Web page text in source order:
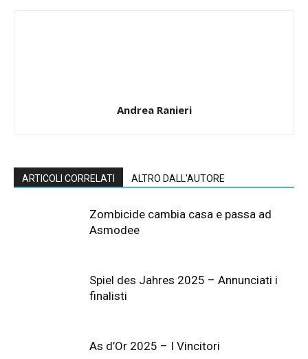
Andrea Ranieri
ARTICOLI CORRELATI ALTRO DALL'AUTORE
Zombicide cambia casa e passa ad
Asmodee
Spiel des Jahres 2025 – Annunciati i
finalisti
As d’Or 2025 – I Vincitori